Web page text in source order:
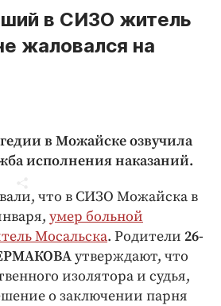
и ЖКХ
в СИЗО житель
жаловался на
в Можайске озвучила
исполнения наказаний.
что в СИЗО Можайска в
умер больной
Мосальска. Родители 26-
утверждают, что
изолятора и судья,
о заключении парня